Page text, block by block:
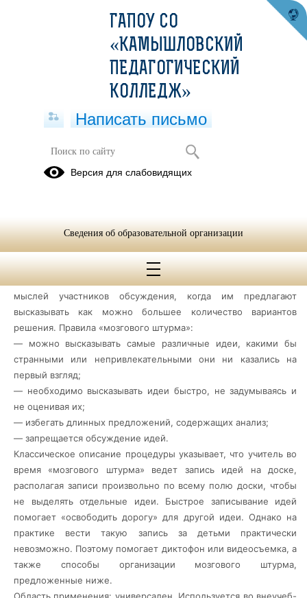
Мозговой штурм
Назначение. Развитие воображения, фантазии. Оперативный
мыслей участников обсуждения, когда им предлагают
высказывать как можно большее количество вариантов
решения. Правила «мозгового штурма»:
— можно высказывать самые различные идеи, какими бы
странными или непривлекательными они ни казались на
первый взгляд;
— необходимо высказывать идеи быстро, не задумываясь и
не оценивая их;
— избегать длинных предложений, содержащих анализ;
— запрещается обсуждение идей.
Классическое описание процедуры указывает, что учитель во
время «мозгового штурма» ведет запись идей на доске,
располагая записи произвольно по всему полю доски, чтобы
не выделять отдельные идеи. Быстрое записывание идей
помогает «освободить дорогу» для другой идеи. Однако на
практике вести такую запись за детьми практически
невозможно. Поэтому помогает диктофон или видеосъемка, а
также способы организации мозгового штурма,
предложенные ниже.
ГАПОУ СО
«КАМЫШЛОВСКИЙ
ПЕДАГОГИЧЕСКИЙ
КОЛЛЕДЖ»
Написать письмо
Версия для слабовидящих
Сведения об образовательной организации